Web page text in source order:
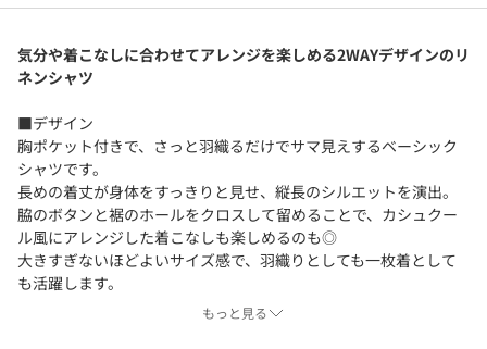
気分や着こなしに合わせてアレンジを楽しめる2WAYデザインのリ
ネンシャツ
■デザイン
胸ポケット付きで、さっと羽織るだけでサマ見えするベーシック
シャツです。
長めの着丈が身体をすっきりと見せ、縦長のシルエットを演出。
脇のボタンと裾のホールをクロスして留めることで、カシュクー
ル風にアレンジした着こなしも楽しめるのも◎
大きすぎないほどよいサイズ感で、羽織りとしても一枚着として
も活躍します。
もっと見る